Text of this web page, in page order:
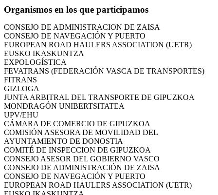
Organismos en los que participamos
COMITÉ DE INSPECCION DE GIPUZKOA
CONSEJO ASESOR DEL GOBIERNO VASCO
CONSEJO DE ADMINISTRACIÓN DE ZAISA
CONSEJO DE NAVEGACIÓN Y PUERTO
EUROPEAN ROAD HAULERS ASSOCIATION (UETR)
EUSKO IKASKUNTZA
EXPOLOGÍSTICA
FEVATRANS (FEDERACIÓN VASCA DE TRANSPORTES)
FITRANS
GIZLOGA
JUNTA ARBITRAL DEL TRANSPORTE DE GIPUZKOA
MONDRAGÓN UNIBERTSITATEA
UPV/EHU
CÁMARA DE COMERCIO DE GIPUZKOA
COMISIÓN ASESORA DE MOVILIDAD DEL
AYUNTAMIENTO DE DONOSTIA
COMITÉ DE INSPECCION DE GIPUZKOA
CONSEJO ASESOR DEL GOBIERNO VASCO
CONSEJO DE ADMINISTRACIÓN DE ZAISA
CONSEJO DE NAVEGACIÓN Y PUERTO
EUROPEAN ROAD HAULERS ASSOCIATION (UETR)
EUSKO IKASKUNTZA